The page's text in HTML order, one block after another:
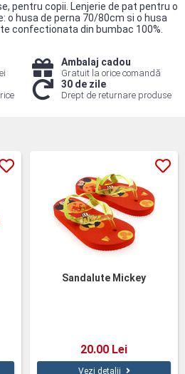
pentru copii. Lenjerie de pat pentru o
o husa de perna 70/80cm si o husa
confectionata din bumbac 100%.
Ambalaj cadou
Gratuit la orice comandă
30 de zile
Drept de returnare produse
Sandalute Mickey
20.00 Lei
Vezi detalii